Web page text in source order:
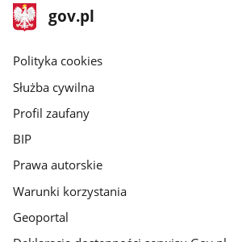
stopka
gov.pl
Strona
gov.pl
gov.pl
Polityka cookies
Służba cywilna
Profil zaufany
BIP
Prawa autorskie
Warunki korzystania
Geoportal